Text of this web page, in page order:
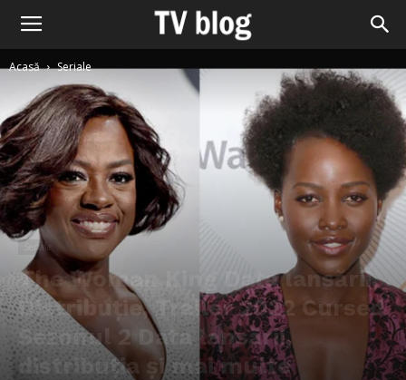
Acasă Seriale
Seriale
The Woman King Data lansării,
Distribuție, Trailer 2022 Cursed
Sezonul 2 Data lansării,
distribuția și mai multe